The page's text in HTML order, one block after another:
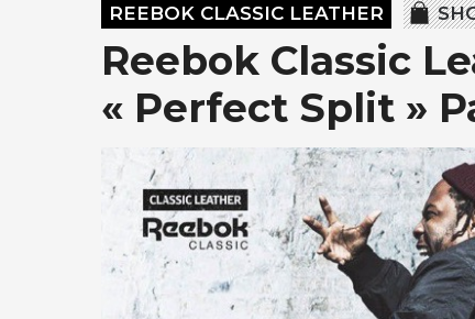
REEBOK CLASSIC LEATHER
Reebok Classic
« Perfect Split »